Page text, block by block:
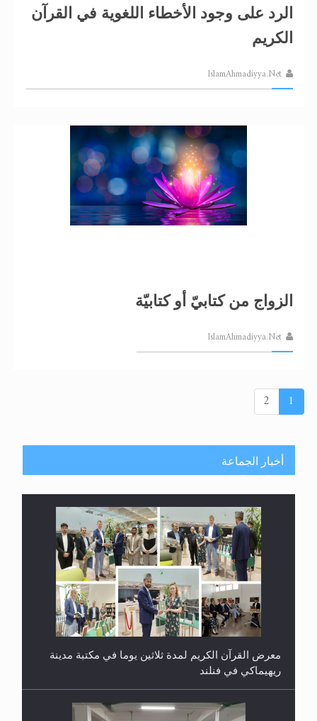
الرد على وجود الأخطاء اللغوية في القرآن
الكريم
IslamAhmadiyya.Net
الزواج من كتابيّ أو كتابيّة
IslamAhmadiyya.Net
1
2
أخبار الجماعة
معرض القرآن الكريم لمدة ثلاثين يوما في مكتبة مدينة
ريهيماكي في فنلند